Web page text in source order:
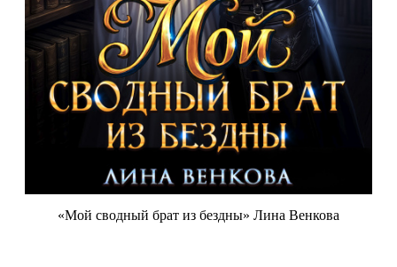
«Мой сводный брат из бездны» Лина Венкова